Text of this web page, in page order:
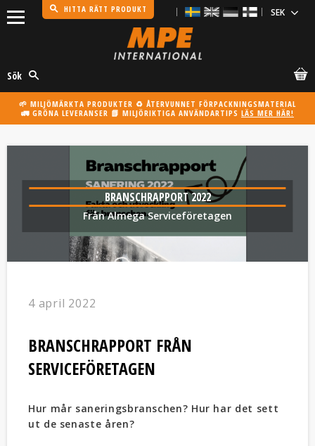
HITTA RÄTT PRODUKT
Sök
🌱 MILJÖMÄRKTA PRODUKTER ♻️ ÅTERVUNNET FÖRPACKNINGSMATERIAL
🚛 GRÖNA LEVERANSER 📗 MILJÖRIKTIGA ANVÄNDARTIPS LÄS MER HÄR!
BRANSCHRAPPORT 2022
Från Almega Service­företagen
4 april 2022
BRANSCHRAPPORT FRÅN
SERVICEFÖRETAGEN
Hur mår saneringsbranschen? Hur har det sett
ut de senaste åren?